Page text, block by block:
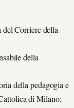
del Corriere della
della
della pedagogia e
di Milano;